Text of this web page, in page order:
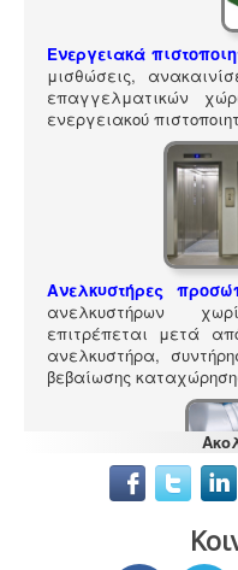
Ενεργειακά
μισθώσεις,
επαγγελματικών
ενεργειακού
Ανελκυστήρες
ανελκυστήρων
επιτρέπεται μετά
ανελκυστήρα,
βεβαίωσης
δραστηριότητα
χρησιμοποιημένων